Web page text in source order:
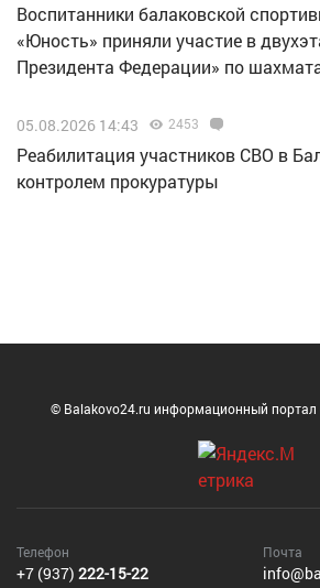
Воспитанники балаковской
«Юность» приняли участие в
Президента Федерации» по
05.08.2026 14:43 2453
Реабилитация участников СВО в
контролем прокуратуры
© Balakovo24.ru информационный портал
Телефон
+7 (937) 222-15-22
Почта